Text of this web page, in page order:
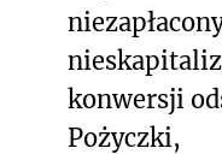
konwersji
Pożyczki,